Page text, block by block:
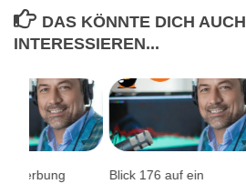
DAS KÖNNTE DICH AUCH
INTERESSIEREN...
Blick 176 auf ein
Werbung